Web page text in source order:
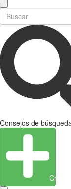
Consejos de
Crear